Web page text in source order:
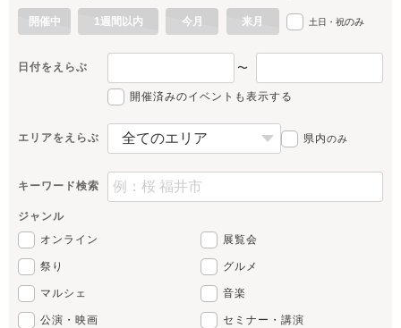
開催中 1週間以内 今月 来月 土日・祝のみ
日付をえらぶ 〜
開催済みのイベントも表示する
エリアをえらぶ 県内のみ
キーワード検索
ジャンル
オンライン
展覧会
祭り グルメ
マルシェ 音楽
公演・映画 セミナー・講演